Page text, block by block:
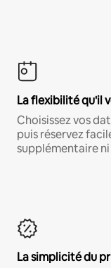
La flexibilité qu'il
Choisissez vos
puis réservez
supplémentaire
La simplicité du